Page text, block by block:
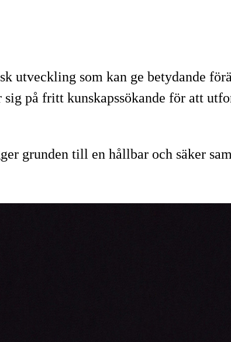
utveckling som kan ge betydande
på fritt kunskapssökande för att
grunden till en hållbar och säker